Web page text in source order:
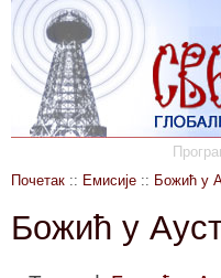
Почетак :: Емисије :: Божић у
Божић у